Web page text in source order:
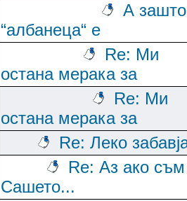
А зашто
“албанеца“ е
Re: Ми
остана мерака за
Re: Ми
остана мерака за
Re: Леко
Re: Аз ако
Сашето...